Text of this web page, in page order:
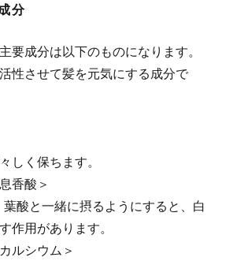
分
要成分は以下のものになります。
性させて髪を元気にする成分で
しく保ちます。
香酸＞
酸と一緒に摂るようにすると、白
作用があります。
ルシウム＞